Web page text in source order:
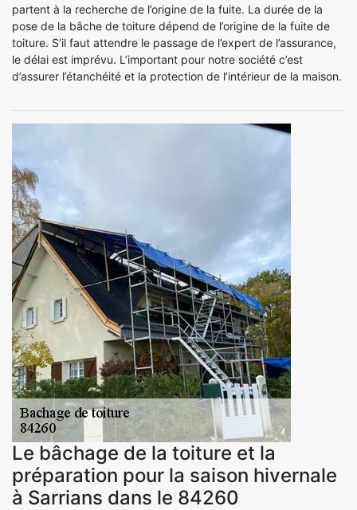
partent à la recherche de l’origine de la fuite. La durée de la
pose de la bâche de toiture dépend de l’origine de la fuite de
toiture. S’il faut attendre le passage de l’expert de l’assurance,
le délai est imprévu. L’important pour notre société c’est
d’assurer l’étanchéité et la protection de l’intérieur de la maison.
Le bâchage de la toiture et la
préparation pour la saison hivernale
à Sarrians dans le 84260